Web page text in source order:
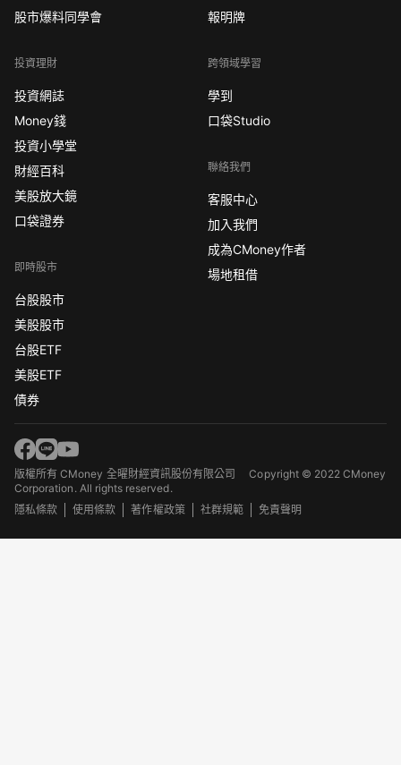
股市爆料同學會
投資理財
投資網誌
Money錢
投資小學堂
財經百科
美股放大鏡
口袋證券
即時股市
台股股市
美股股市
台股ETF
美股ETF
債券
報明牌
跨領域學習
學到
口袋Studio
聯絡我們
客服中心
加入我們
成為CMoney作者
場地租借
版權所有 CMoney 全曜財經資訊股份有限公司Copyright © 2022 CMoney
Corporation. All rights reserved.
隱私條款
使用條款 著作權政策 社群規範 免責聲明